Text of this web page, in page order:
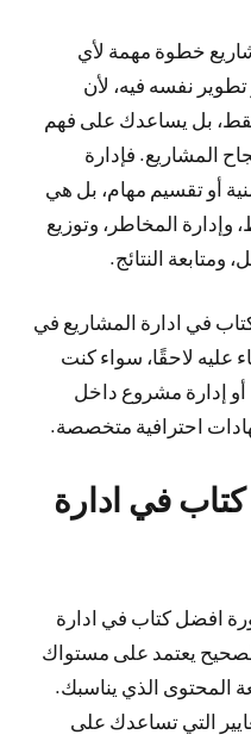
خطوة مهمة لأي
نفسه فيه، لأن
فقط، بل يساعدك على فهم
المشاريع. فإدارة
أو تقسيم مهام، بل هي
المخاطر، وتوزيع
ومتابعة النتائج.
في ادارة المشاريع في
عليه لاحقًا، سواء كنت
أو إدارة مشروع داخل
احترافية متخصصة.
في ادارة
افضل كتاب في ادارة
الصحيح يعتمد على مستواك
المحتوى الذي يناسبك.
التي تساعدك على